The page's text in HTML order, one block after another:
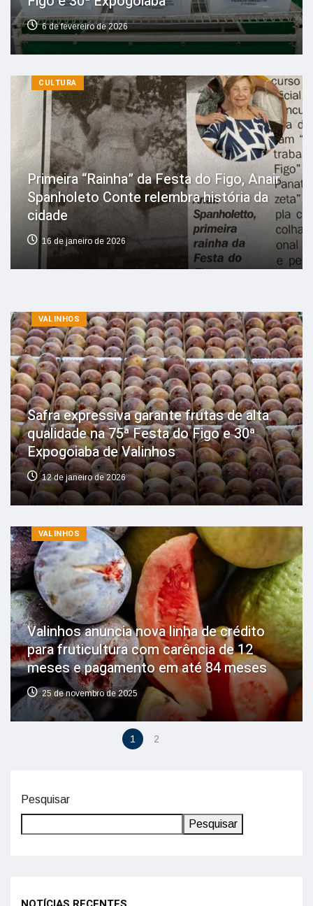
6 de fevereiro de 2026
CULTURA
Primeira “Rainha” da Festa do Figo, Anair
Spanholeto Conte relembra história da
cidade
16 de janeiro de 2026
VALINHOS
Safra expressiva garante frutas de alta
qualidade na 75ª Festa do Figo e 30ª
Expogoiaba de Valinhos
12 de janeiro de 2026
VALINHOS
Valinhos anuncia nova linha de crédito
para fruticultura com carência de 12
meses e pagamento em até 84 meses
25 de novembro de 2025
1 2
Pesquisar
Pesquisar